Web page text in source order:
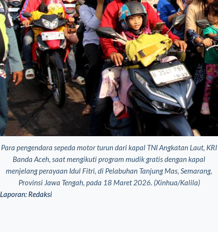
Para pengendara sepeda motor turun dari kapal TNI Angkatan Laut, KRI
Banda Aceh, saat mengikuti program mudik gratis dengan kapal
menjelang perayaan Idul Fitri, di Pelabuhan Tanjung Mas, Semarang,
Provinsi Jawa Tengah, pada 18 Maret 2026. (Xinhua/Kalila)
Laporan: Redaksi